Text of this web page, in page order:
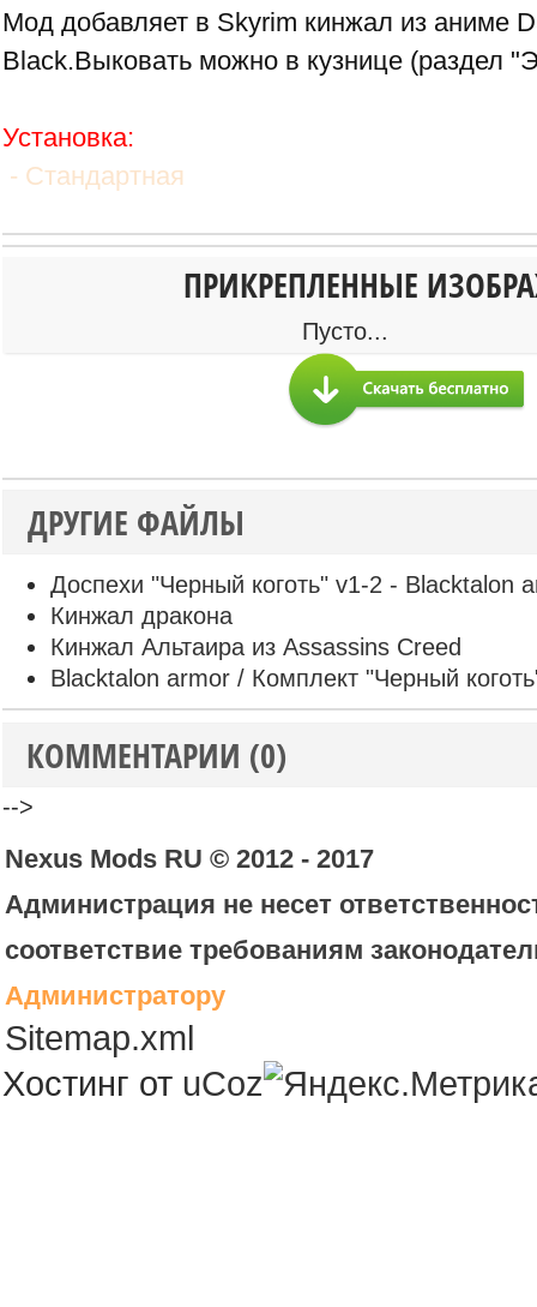
Мод добавляет в Skyrim кинжал из аниме
Black.Выковать можно в кузнице (раздел
Установка:
- Стандартная
ПРИКРЕПЛЕННЫЕ
Пусто...
ДРУГИЕ ФАЙЛЫ
Доспехи "Черный коготь" v1-2 - Blacktalon
Кинжал дракона
Кинжал Альтаира из Assassins Creed
Blacktalon armor / Комплект "Черный
КОММЕНТАРИИ (0)
-->
Nexus Mods RU © 2012 - 2017
Администрация не несет
соответствие требованиям
Администратору
Sitemap.xml
Хостинг от uCoz